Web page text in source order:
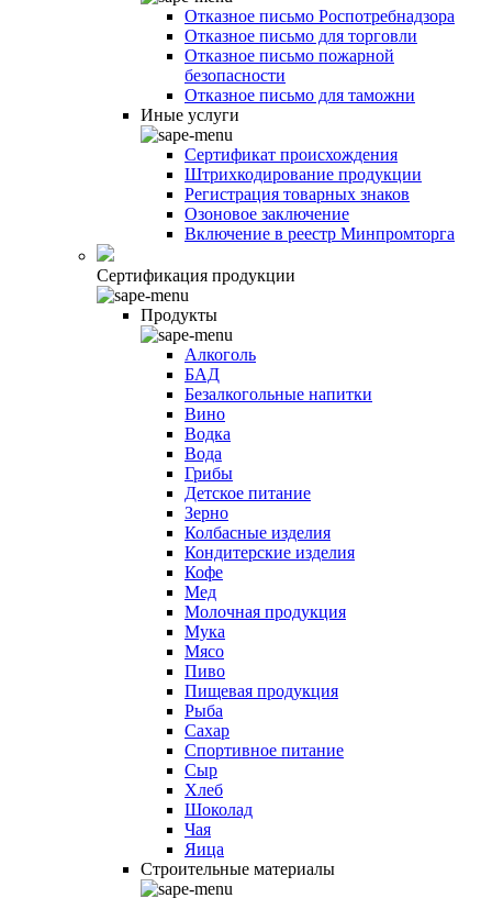
Отказное письмо Роспотребнадзора
Отказное письмо для торговли
Отказное письмо пожарной
безопасности
Отказное письмо для таможни
Иные услуги
Сертификат происхождения
Штрихкодирование продукции
Регистрация товарных знаков
Озоновое заключение
Включение в реестр Минпромторга
Сертификация продукции
Продукты
Алкоголь
БАД
Безалкогольные напитки
Вино
Водка
Вода
Грибы
Детское питание
Зерно
Колбасные изделия
Кондитерские изделия
Кофе
Мед
Молочная продукция
Мука
Мясо
Пиво
Пищевая продукция
Рыба
Сахар
Спортивное питание
Сыр
Хлеб
Шоколад
Чая
Яица
Строительные материалы